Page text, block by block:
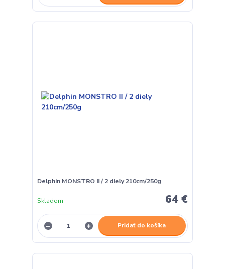
Delphin MONSTRO II / 2 diely 210cm/250g
64 €
Skladom
Pridať do košíka